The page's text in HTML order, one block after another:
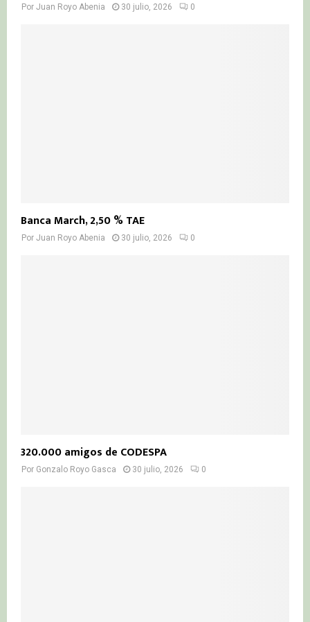
Por Juan Royo Abenia 30 julio, 2026 0
Banca March, 2,50 % TAE
Por Juan Royo Abenia 30 julio, 2026 0
320.000 amigos de CODESPA
Por Gonzalo Royo Gasca 30 julio, 2026 0